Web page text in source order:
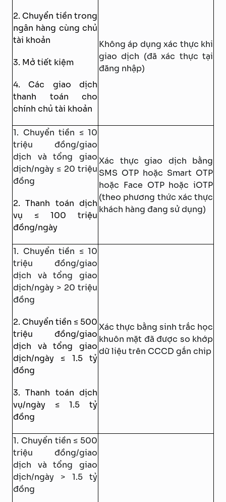
2. Chuyển tiền trong
ngân hàng cùng chủ
tài khoản
3. Mở tiết kiệm
4. Các giao dịch
thanh toán cho
chính chủ tài khoản
Không áp dụng xác thực khi
giao dịch (đã xác thực tại
đăng nhập)
1. Chuyển tiền ≤ 10
triệu đồng/giao
dịch và tổng giao
dịch/ngày ≤ 20 triệu
đồng
2. Thanh toán dịch
vụ ≤ 100 triệu
đồng/ngày
Xác thực giao dịch bằng
SMS OTP hoặc Smart OTP
hoặc Face OTP hoặc iOTP
(theo phương thức xác thực
khách hàng đang sử dụng)
1. Chuyển tiền ≤ 10
triệu đồng/giao
dịch và tổng giao
dịch/ngày > 20 triệu
đồng
2. Chuyển tiền ≤ 500
triệu đồng/giao
dịch và tổng giao
dịch/ngày ≤ 1.5 tỷ
đồng
3. Thanh toán dịch
vụ/ngày ≤ 1.5 tỷ
đồng
Xác thực bằng sinh trắc học
khuôn mặt đã được so khớp
dữ liệu trên CCCD gắn chip
1. Chuyển tiền ≤ 500
triệu đồng/giao
dịch và tổng giao
dịch/ngày > 1.5 tỷ
đồng